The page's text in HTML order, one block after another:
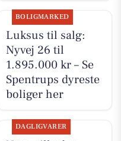
BOLIGMARKED
Luksus til salg:
Nyvej 26 til
1.895.000 kr – Se
Spentrups dyreste
boliger her
DAGLIGVARER